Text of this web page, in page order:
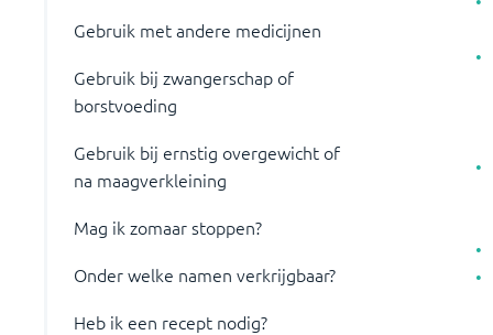
Gebruik met andere medicijnen
Gebruik bij zwangerschap of
borstvoeding
Gebruik bij ernstig overgewicht of
na maagverkleining
Mag ik zomaar stoppen?
Onder welke namen verkrijgbaar?
Heb ik een recept nodig?